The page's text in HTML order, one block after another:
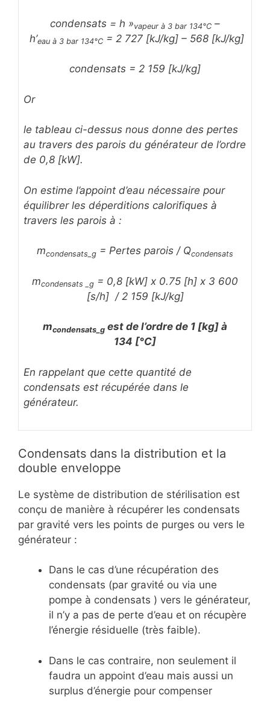
condensats = h »vapeur à 3 bar 134°C –
h’eau à 3 bar 134°C= 2 727 [kJ/kg] – 568 [kJ/kg]
condensats = 2 159 [kJ/kg]
Or
le tableau ci-dessus nous donne des pertes
au travers des parois du générateur de l’ordre
de 0,8 [kW].
On estime l’appoint d’eau nécessaire pour
équilibrer les déperditions calorifiques à
travers les parois à :
mcondensats_g = Pertes parois / Qcondensats
mcondensats _g = 0,8 [kW] x 0.75 [h] x 3 600
[s/h] / 2 159 [kJ/kg]
mcondensats_g est de l’ordre de 1 [kg] à
134 [°C]
En rappelant que cette quantité de
condensats est récupérée dans le
générateur.
Condensats dans la distribution et la
double enveloppe
Le système de distribution de stérilisation est
conçu de manière à récupérer les condensats
par gravité vers les points de purges ou vers le
générateur :
Dans le cas d’une récupération des
condensats (par gravité ou via une
pompe à condensats ) vers le générateur,
il n’y a pas de perte d’eau et on récupère
l’énergie résiduelle (très faible).
Dans le cas contraire, non seulement il
faudra un appoint d’eau mais aussi un
surplus d’énergie pour compenser